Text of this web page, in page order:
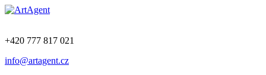
+420 777 817 021
info@artagent.cz